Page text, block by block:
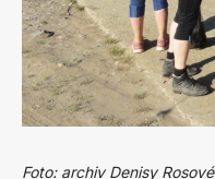
Foto: archiv Denisy Rosové